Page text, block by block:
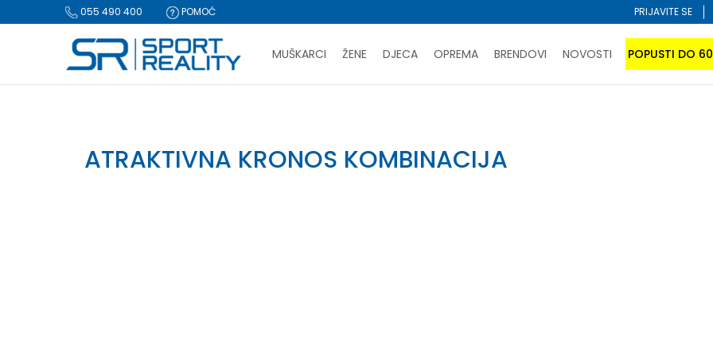
055 490 400 POMOĆ PRIJAVITE SE
MUŠKARCI ŽENE DJECA OPREMA BRENDOVI NOVOSTI POPUSTI DO
CLICK & COLLECT Platite karticom online i preuzmite u prodavnici po vašem
ATRAKTIVNA KRONOS KOMBINACIJA